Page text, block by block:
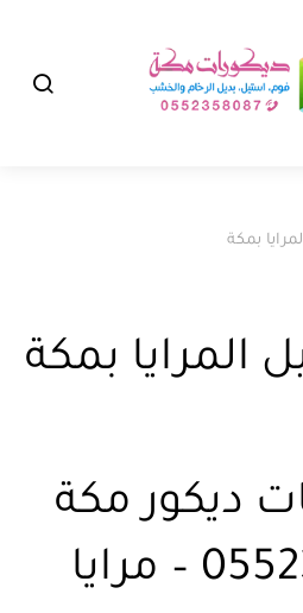
بمكة
بمكة
ديكور مكة
ت: 0552358087 – مرايا